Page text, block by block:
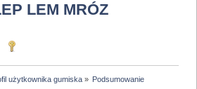
LEM MRÓZ
użytkownika gumiska» Podsumowanie